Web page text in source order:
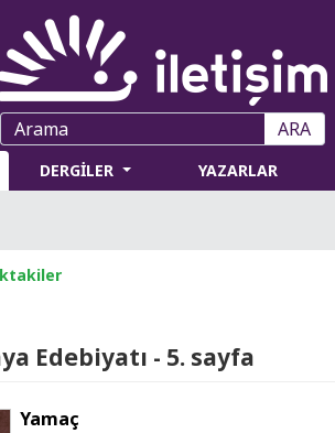
ARA
DERGİLER YAZARLAR
Edebiyatı - 5. sayfa
Yamaç